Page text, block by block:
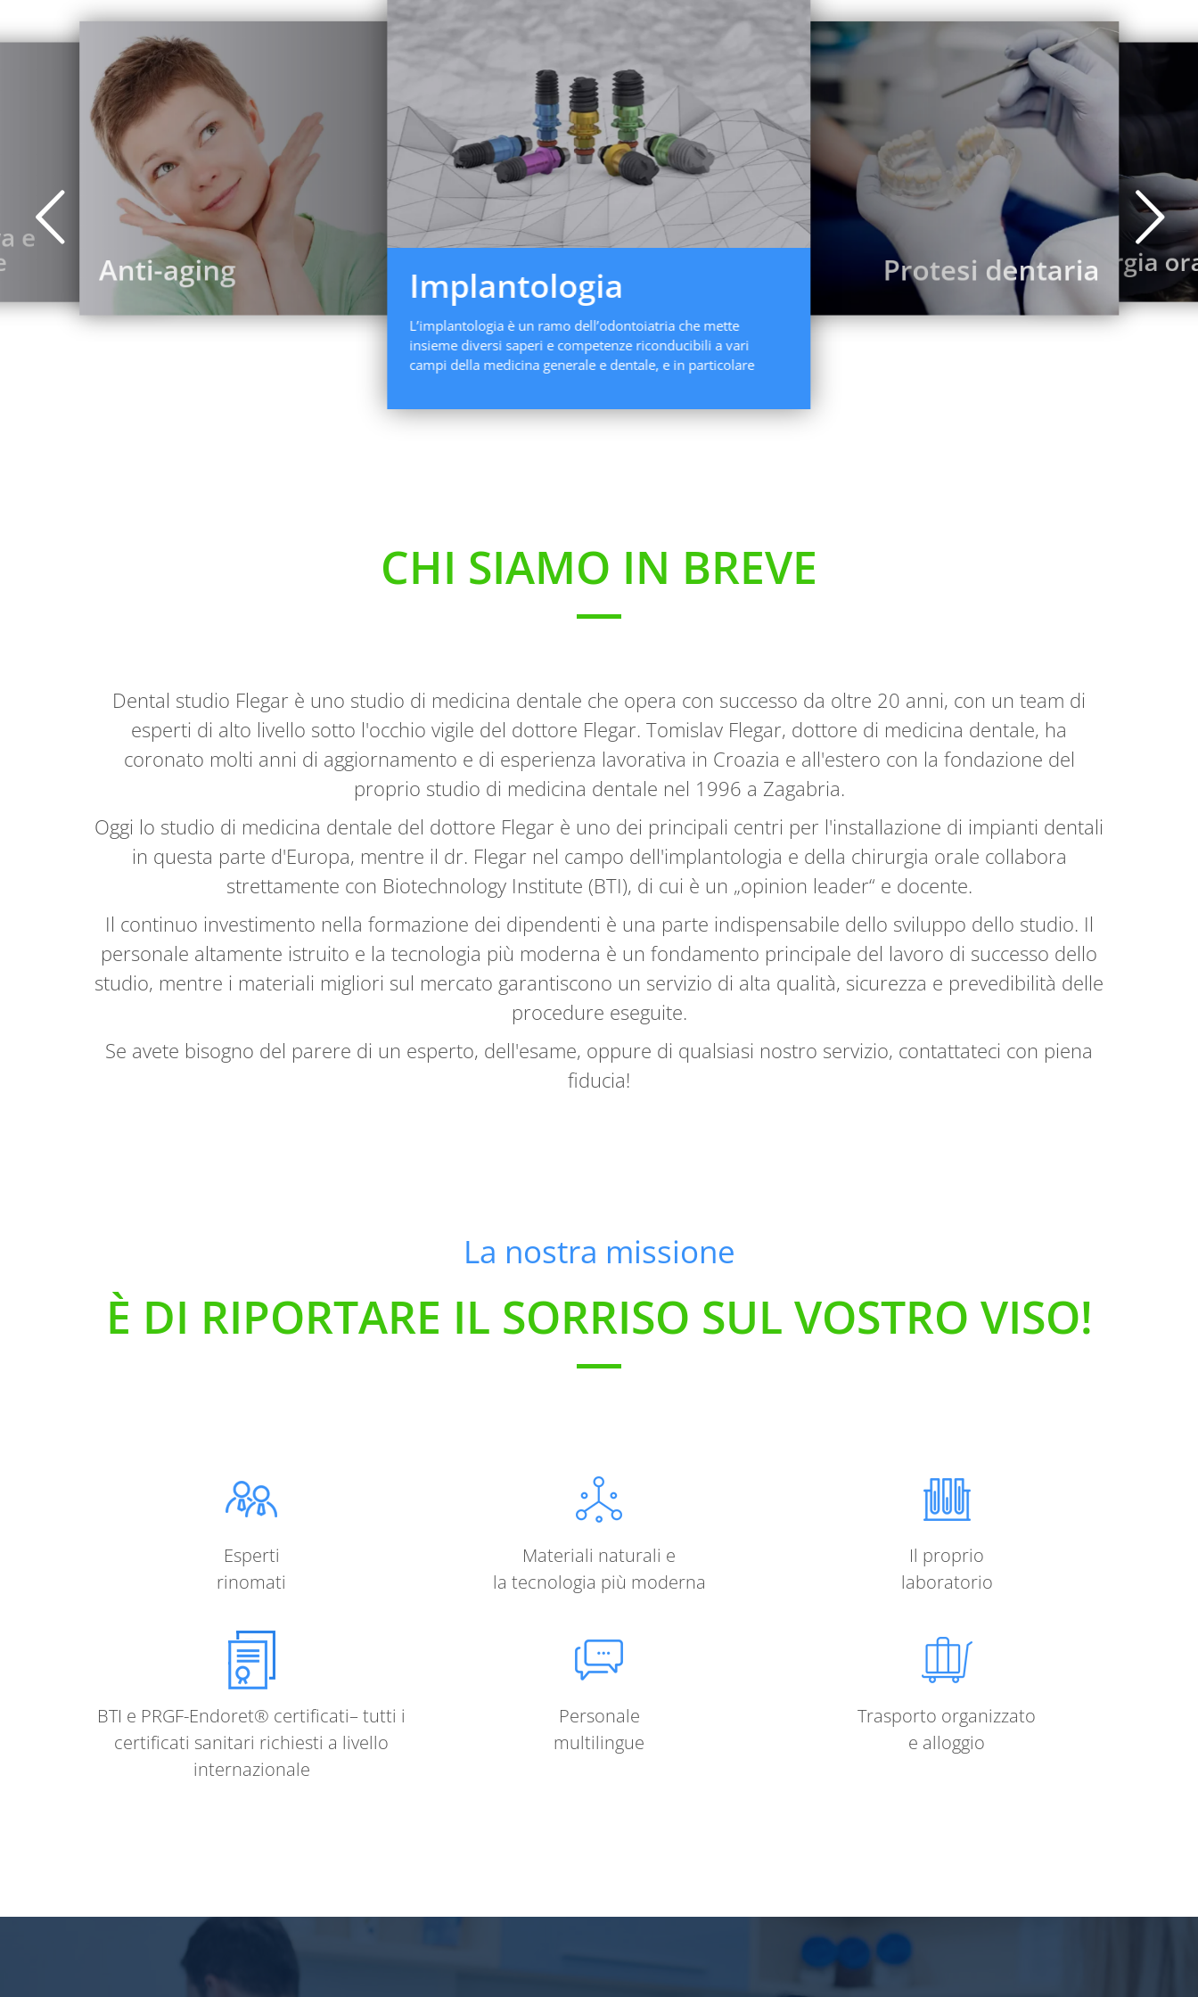
e
Anti-aging Implantologia
L’implantologia è un ramo dell’odontoiatria che mette
insieme diversi saperi e competenze riconducibili a vari
campi della medicina generale e dentale, e in particolare
Protesi dentariaChirurgia
CHI SIAMO IN BREVE
Dental studio Flegar è uno studio di medicina dentale che opera con successo da oltre 20 anni, con un team di
esperti di alto livello sotto l'occhio vigile del dottore Flegar. Tomislav Flegar, dottore di medicina dentale, ha
coronato molti anni di aggiornamento e di esperienza lavorativa in Croazia e all'estero con la fondazione del
proprio studio di medicina dentale nel 1996 a Zagabria.
Oggi lo studio di medicina dentale del dottore Flegar è uno dei principali centri per l'installazione di impianti dentali
in questa parte d'Europa, mentre il dr. Flegar nel campo dell'implantologia e della chirurgia orale collabora
strettamente con Biotechnology Institute (BTI), di cui è un „opinion leader“ e docente.
Il continuo investimento nella formazione dei dipendenti è una parte indispensabile dello sviluppo dello studio. Il
personale altamente istruito e la tecnologia più moderna è un fondamento principale del lavoro di successo dello
studio, mentre i materiali migliori sul mercato garantiscono un servizio di alta qualità, sicurezza e prevedibilità delle
procedure eseguite.
Se avete bisogno del parere di un esperto, dell'esame, oppure di qualsiasi nostro servizio, contattateci con piena
fiducia!
La nostra missione
È DI RIPORTARE IL SORRISO SUL VOSTRO VISO!
Esperti
rinomati
Materiali naturali e
la tecnologia più moderna
Il proprio
laboratorio
BTI e PRGF-Endoret® certificati– tutti i
certificati sanitari richiesti a livello
internazionale
Personale
multilingue
Trasporto organizzato
e alloggio